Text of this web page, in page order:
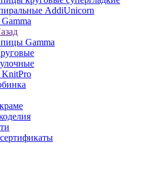
AddiUnicorn
Gamma